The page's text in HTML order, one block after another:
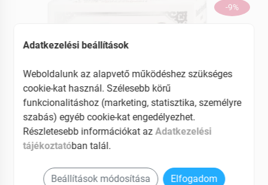
-9%
Adatkezelési beállítások
Weboldalunk az alapvető működéshez szükséges
cookie-kat használ. Szélesebb körű
funkcionalitáshoz (marketing, statisztika, személyre
szabás) egyéb cookie-kat engedélyezhet.
Részletesebb információkat az Adatkezelési
tájékoztatóban talál.
Beállítások módosítása Elfogadom